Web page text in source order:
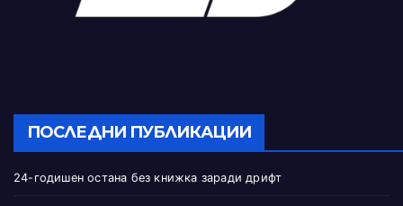
ПОСЛЕДНИ ПУБЛИКАЦИИ
24-годишен остана без книжка заради дрифт